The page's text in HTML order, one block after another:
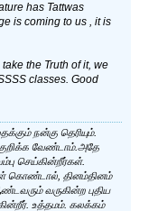
has Tattwas
is coming to us , it is
the Truth of it, we
classes. Good
நன்கு தெரியும்.
வேண்டாம்.அதே
செய்கின்றீர்கள்.
கொண்டால், தினம்தினம்
வருகின்ற புதிய
உத்தமம். கலக்கம்